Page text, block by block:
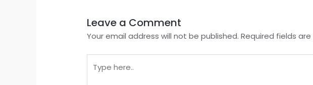
Leave a Comment
Your email address will not be published. Required fields
here..